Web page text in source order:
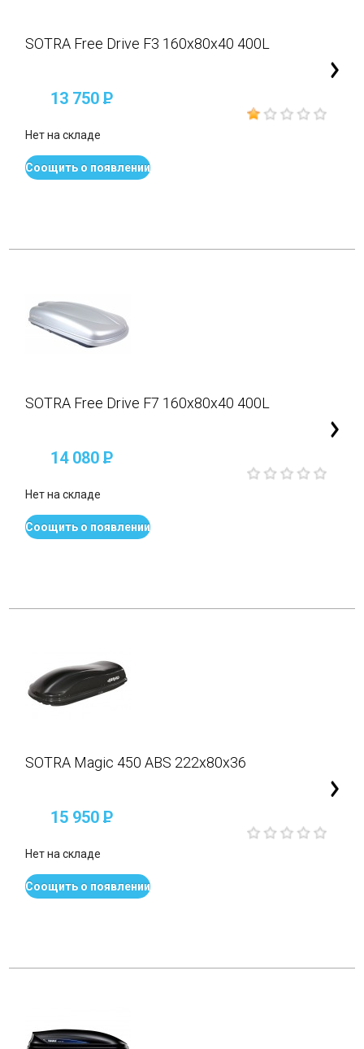
SOTRA Free Drive F3 160x80x40 400L
13 750 P
Нет на складе
Соощить о появлении
SOTRA Free Drive F7 160x80x40 400L
14 080 P
Нет на складе
Соощить о появлении
SOTRA Magic 450 ABS 222x80x36
15 950 P
Нет на складе
Соощить о появлении